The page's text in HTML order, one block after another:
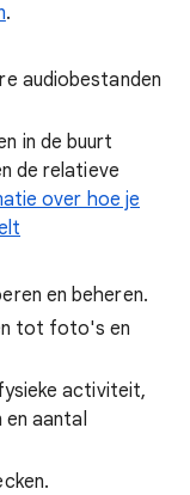
.
audiobestanden
in de buurt
de relatieve
over hoe je
en beheren.
tot foto's en
activiteit,
en aantal